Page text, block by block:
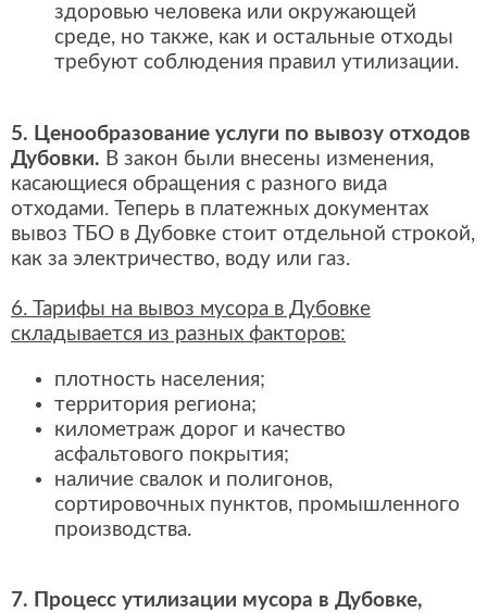
здоровью человека или окружающей
среде, но также, как и остальные отходы
требуют соблюдения правил утилизации.
5. Ценообразование услуги по вывозу отходов
Дубовки. В закон были внесены изменения,
касающиеся обращения с разного вида
отходами. Теперь в платежных документах
вывоз ТБО в Дубовке стоит отдельной строкой,
как за электричество, воду или газ.
6. Тарифы на вывоз мусора в Дубовке
складывается из разных факторов:
плотность населения;
территория региона;
километраж дорог и качество
асфальтового покрытия;
наличие свалок и полигонов,
сортировочных пунктов, промышленного
производства.
7. Процесс утилизации мусора в Дубовке,